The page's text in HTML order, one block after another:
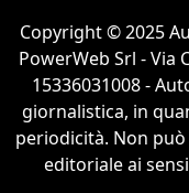
Copyright © 2025
PowerWeb Srl - Via
15336031008 -
giornalistica, in
periodicità. Non
editoriale ai